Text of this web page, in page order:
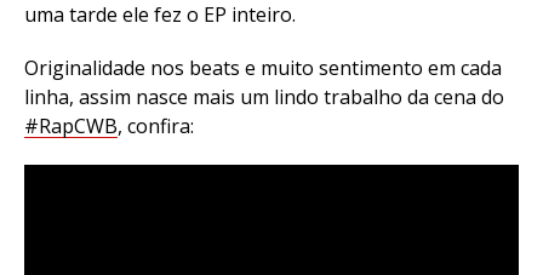
uma tarde ele fez o EP inteiro.
Originalidade nos beats e muito sentimento em cada
linha, assim nasce mais um lindo trabalho da cena do
#RapCWB, confira: